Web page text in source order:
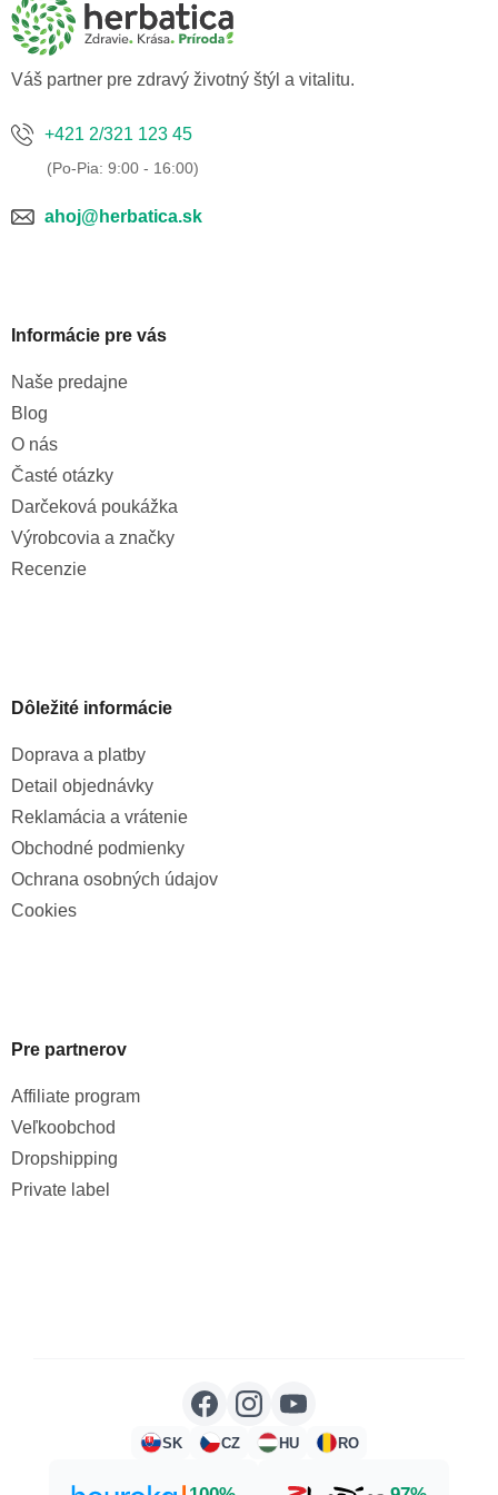
Váš partner pre zdravý životný štýl a vitalitu.
+421 2/321 123 45
ahoj@herbatica.sk
Informácie pre vás
Naše predajne
Blog
O nás
Časté otázky
Darčeková poukážka
Výrobcovia a značky
Recenzie
Dôležité informácie
Doprava a platby
Detail objednávky
Reklamácia a vrátenie
Obchodné podmienky
Ochrana osobných údajov
Cookies
Pre partnerov
Affiliate program
Veľkoobchod
Dropshipping
Private label
SK CZ HU RO